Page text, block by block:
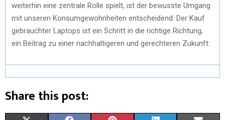
weiterhin eine zentrale Rolle spielt, ist der bewusste Umgang
mit unseren Konsumgewohnheiten entscheidend. Der Kauf
gebrauchter Laptops ist ein Schritt in die richtige Richtung,
ein Beitrag zu einer nachhaltigeren und gerechteren Zukunft.
Share this post: